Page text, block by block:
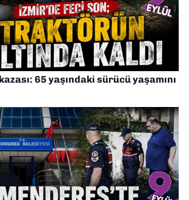
65 yaşındaki sürücü yaşamını